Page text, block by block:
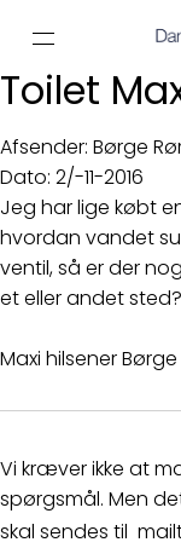
Toilet
Afsender: Børge
Dato: 2/-11-2016
Jeg har lige købt
hvordan vandet
ventil, så er der
et eller andet sted?
Maxi hilsener Børge
Vi kræver ikke at
spørgsmål. Men
skal sendes til